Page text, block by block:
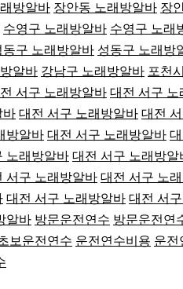
방알바 장안동 노래방알바 장
수영구 노래방알바 수영구 노래
동구 노래방알바 성동구 노래방
알바 강남구 노래방알바 포천
서구 노래방알바 대전 서구 노
바 대전 서구 노래방알바 대전
방알바 대전 서구 노래방알바
노래방알바 대전 서구 노래방알
서구 노래방알바 대전 서구 노
대전 서구 노래방알바 대전 서
알바 방문운전연수 방문운전연
보운전연수 운전연수비용 운전